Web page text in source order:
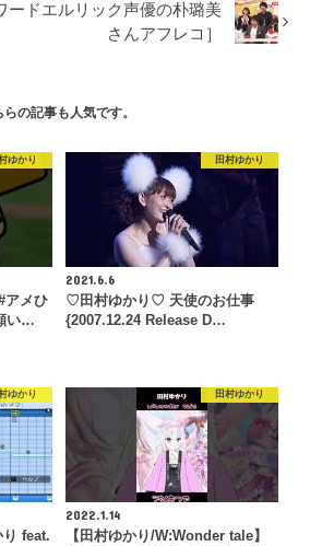
ードエルリック声優の朴璐美
さんアフレコ］
らの記事も人気です。
ゆかり
アメひ
い…
田村ゆかり
2021.6.6
♡田村ゆかり♡ 天使のお仕事
{2007.12.24 Release D…
ゆかり
り feat.
田村ゆかり
2022.1.14
【田村ゆかり/W:Wonder tale】